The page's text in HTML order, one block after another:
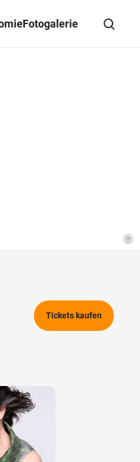
Fotogalerie
©
Tickets kaufen